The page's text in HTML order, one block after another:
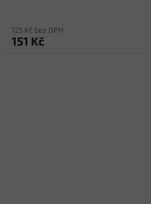
125 Kč bez DPH
151 Kč